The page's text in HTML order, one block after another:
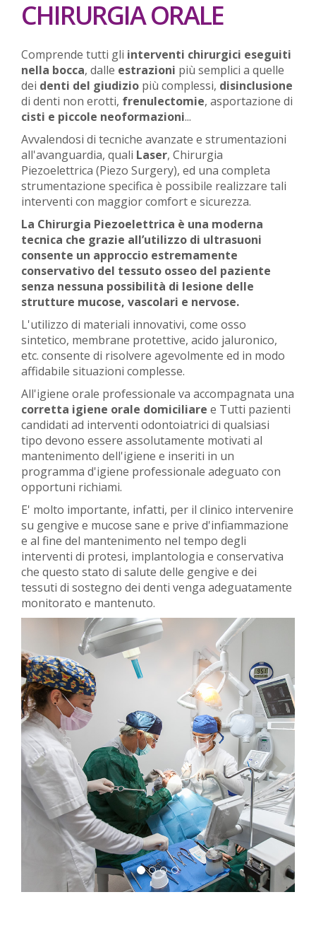
CHIRURGIA ORALE
Comprende tutti gli interventi chirurgici eseguiti
nella bocca, dalle estrazioni più semplici a quelle
dei denti del giudizio più complessi, disinclusione
di denti non erotti, frenulectomie, asportazione di
cisti e piccole neoformazioni...
Avvalendosi di tecniche avanzate e strumentazioni
all'avanguardia, quali Laser, Chirurgia
Piezoelettrica (Piezo Surgery), ed una completa
strumentazione specifica è possibile realizzare tali
interventi con maggior comfort e sicurezza.
La Chirurgia Piezoelettrica è una moderna
tecnica che grazie all’utilizzo di ultrasuoni
consente un approccio estremamente
conservativo del tessuto osseo del paziente
senza nessuna possibilità di lesione delle
strutture mucose, vascolari e nervose.
L'utilizzo di materiali innovativi, come osso
sintetico, membrane protettive, acido jaluronico,
etc. consente di risolvere agevolmente ed in modo
affidabile situazioni complesse.
All'igiene orale professionale va accompagnata una
corretta igiene orale domiciliare e Tutti pazienti
candidati ad interventi odontoiatrici di qualsiasi
tipo devono essere assolutamente motivati al
mantenimento dell'igiene e inseriti in un
programma d'igiene professionale adeguato con
opportuni richiami.
E' molto importante, infatti, per il clinico intervenire
su gengive e mucose sane e prive d'infiammazione
e al fine del mantenimento nel tempo degli
interventi di protesi, implantologia e conservativa
che questo stato di salute delle gengive e dei
tessuti di sostegno dei denti venga adeguatamente
monitorato e mantenuto.
Previous